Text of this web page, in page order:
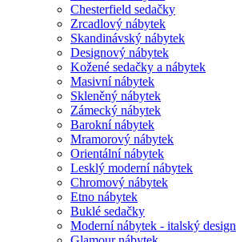
Chesterfield sedačky
Zrcadlový nábytek
Skandinávský nábytek
Designový nábytek
Kožené sedačky a nábytek
Masivní nábytek
Skleněný nábytek
Zámecký nábytek
Barokní nábytek
Mramorový nábytek
Orientální nábytek
Lesklý moderní nábytek
Chromový nábytek
Etno nábytek
Buklé sedačky
Moderní nábytek - italský design